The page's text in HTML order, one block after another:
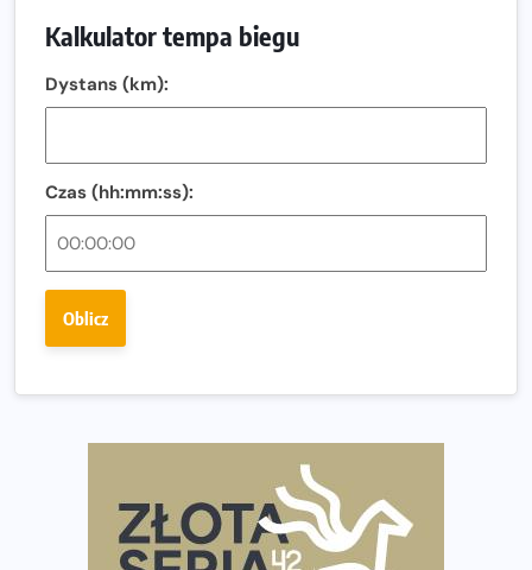
Sprawdzony przebieg i profil stworzony do szybkiego
biegania
Amazfit Balance 3: Kompleksowe narzędzie dla biegacza
i zawodnika Hyrox?
Regeneracja w bieganiu. Co warto o niej wiedzieć?
Ostatnie wolne miejsca na jubileuszowy Bieg
dniu.
wybiera wyzwanie trzech największych maratonów w
Praska 5k Run gospodarzem Mistrzostw Polski
Największy Bieg Powstania Warszawskiego w historii.
Ponad 12 tysięcy uczestników pobiegło dla Bohaterów!
Kalkulator tempa biegu
Dystans (km):
Czas (hh:mm:ss):
Oblicz